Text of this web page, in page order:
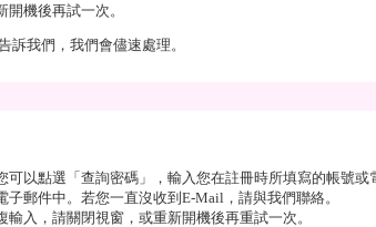
機後再試一次。
訴我們，我們會儘速處理。
可以點選「查詢密碼」，輸入您在註冊時所填寫的帳號或
郵件中。若您一直沒收到E-Mail，請與我們聯絡。
入，請關閉視窗，或重新開機後再重試一次。